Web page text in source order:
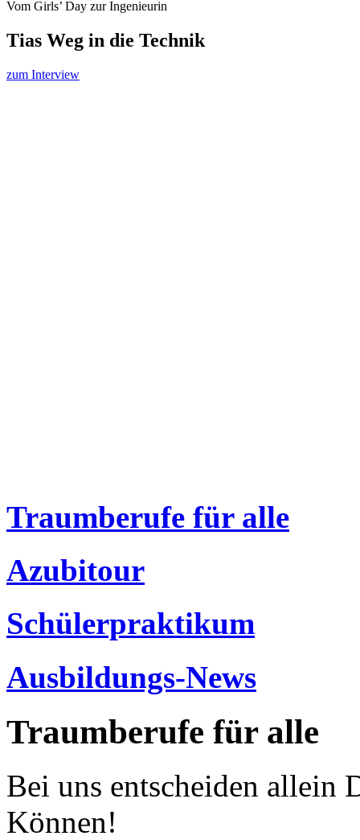
Vom Girls’ Day zur Ingenieurin
Tias Weg in die Technik
zum Interview
Traumberufe für alle
Azubitour
Schülerpraktikum
Ausbildungs-News
Traumberufe für alle
Bei uns entscheiden allein
Können!